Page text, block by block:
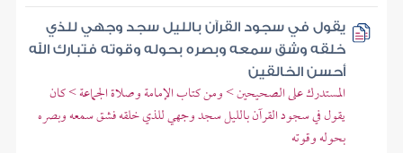
يقول في سجود القرآن بالليل سجد وجهي للذي
خلقه وشق سمعه وبصره بحوله وقوته فتبارك الله
أحسن الخالقين
المستدرك على الصحيحين > ومن كتاب الإمامة وصلاة الجماعة > كان
يقول في سجود القرآن بالليل سجد وجهي للذي خلقه فشق سمعه وبصره
بحوله وقوته